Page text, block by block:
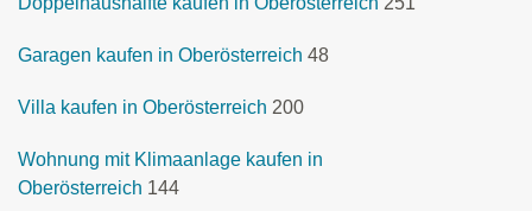
Garagen kaufen in Oberösterreich 48
Villa kaufen in Oberösterreich 200
Wohnung mit Klimaanlage kaufen in
Oberösterreich 144